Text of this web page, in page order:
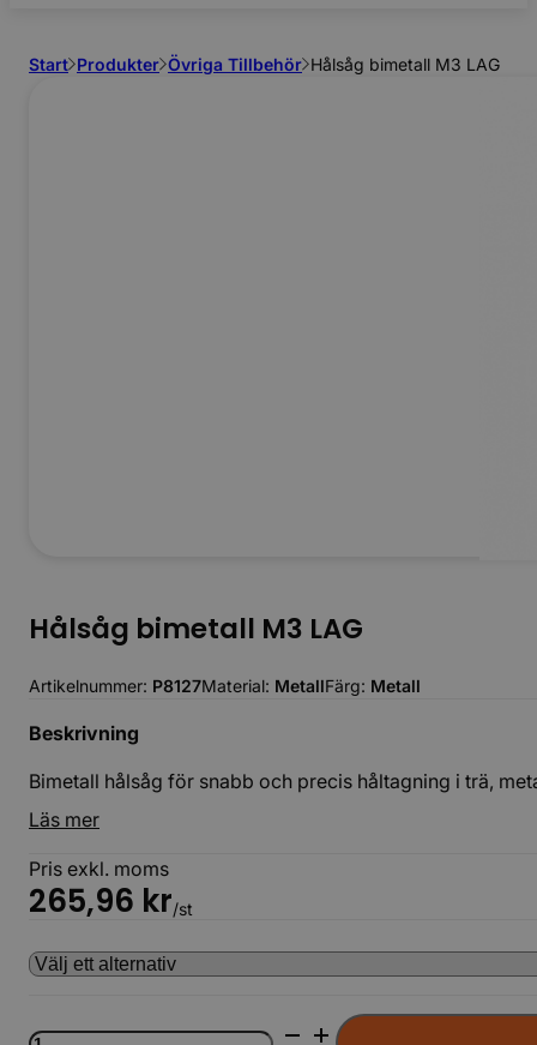
Start Produkter Övriga Tillbehör Hålsåg bimetall M3 LAG
Hålsåg bimetall M3 LAG
Artikelnummer: P8127Material: MetallFärg: Metall
Beskrivning
Bimetall hålsåg för snabb och precis håltagning i trä,
Läs mer
Pris exkl. moms
265,96 kr/st
Hålsåg